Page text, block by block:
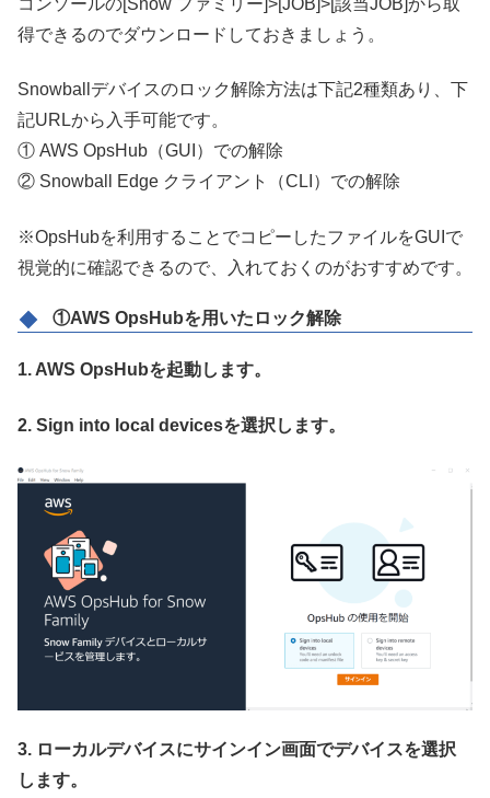
コンソールの[Snow ファミリー]>[JOB]>[該当JOB]から取
得できるのでダウンロードしておきましょう。
Snowballデバイスのロック解除方法は下記2種類あり、下
記URLから入手可能です。
① AWS OpsHub（GUI）での解除
② Snowball Edge クライアント（CLI）での解除
※OpsHubを利用することでコピーしたファイルをGUIで
視覚的に確認できるので、入れておくのがおすすめです。
①AWS OpsHubを用いたロック解除
1. AWS OpsHubを起動します。
2. Sign into local devicesを選択します。
3. ローカルデバイスにサインイン画面でデバイスを選択
します。